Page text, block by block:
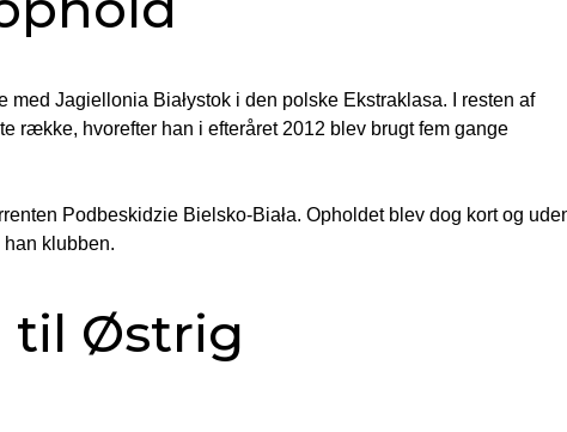
med Jagiellonia Białystok i den polske Ekstraklasa. I resten af
række, hvorefter han i efteråret 2012 blev brugt fem gange
Podbeskidzie Bielsko-Biała. Opholdet blev dog kort og
klubben.
til Østrig